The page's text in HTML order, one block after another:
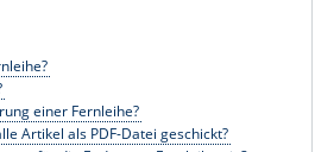
einer Fernleihe?
Artikel als PDF-Datei geschickt?